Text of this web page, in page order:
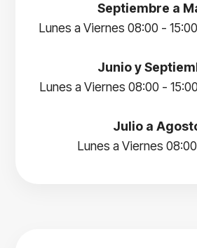
Septiembre a
Lunes a Viernes 08:00 -
Junio y
Lunes a Viernes 08:00 -
Julio a
Lunes a Viernes